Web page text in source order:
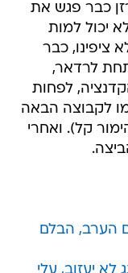
כבר פגש את
יכול למות
ציפינו, כבר
לרדאר,
לפחות
לקבוצה הבאה
קל). ואחרי
15 אלף צופים הערב, הבלם